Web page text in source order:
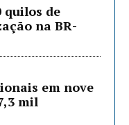
quilos de
na BR-
em nove
mil